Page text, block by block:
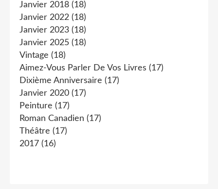
Janvier 2018 (18)
Janvier 2022 (18)
Janvier 2023 (18)
Janvier 2025 (18)
Vintage (18)
Aimez-Vous Parler De Vos Livres (17)
Dixième Anniversaire (17)
Janvier 2020 (17)
Peinture (17)
Roman Canadien (17)
Théâtre (17)
2017 (16)